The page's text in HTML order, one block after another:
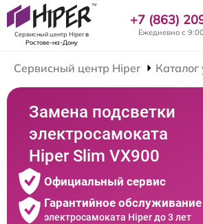
Сервисный центр Hiperв
Ростове-на-Дону
+7 (863)
Ежедневно с
Сервисный центр Hiper Каталог
Замена подсветки
электросамоката
Hiper Slim VX900
Официальный сервис
Гарантийное обслуживание
электросамоката Hiper до 3 лет